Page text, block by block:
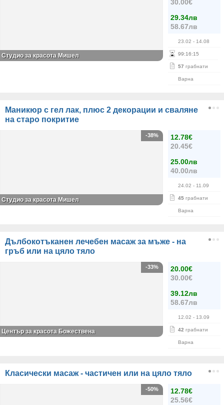
30.00€
29.34лв
58.67лв
23.02 - 14.08
99:16:15
57 грабнати
Варна
Студио за красота Мишел
Маникюр с гел лак, плюс 2 декорации и сваляне
на старо покритие
12.78€
20.45€
25.00лв
40.00лв
24.02 - 11.09
45 грабнати
Варна
-38%
Студио за красота Мишел
Дълбокотъканен лечебен масаж за мъже - на
гръб или на цяло тяло
20.00€
30.00€
39.12лв
58.67лв
12.02 - 13.09
42 грабнати
Варна
-33%
Център за красота Божествена
Класически масаж - частичен или на цяло тяло
12.78€
25.56€
-50%